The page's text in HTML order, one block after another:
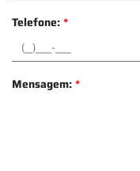
Telefone:*
Mensagem:*